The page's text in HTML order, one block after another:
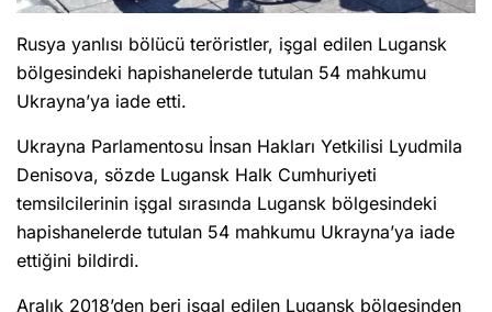
Rusya yanlısı bölücü teröristler, işgal edilen Lugansk
bölgesindeki hapishanelerde tutulan 54 mahkumu
Ukrayna’ya iade etti.
Ukrayna Parlamentosu İnsan Hakları Yetkilisi Lyudmila
Denisova, sözde Lugansk Halk Cumhuriyeti
temsilcilerinin işgal sırasında Lugansk bölgesindeki
hapishanelerde tutulan 54 mahkumu Ukrayna’ya iade
ettiğini bildirdi.
Aralık 2018’den beri işgal edilen Lugansk bölgesinden